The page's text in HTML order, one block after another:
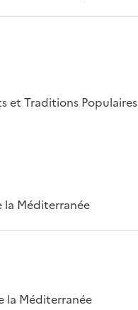
et Traditions Populaires
la Méditerranée
la Méditerranée